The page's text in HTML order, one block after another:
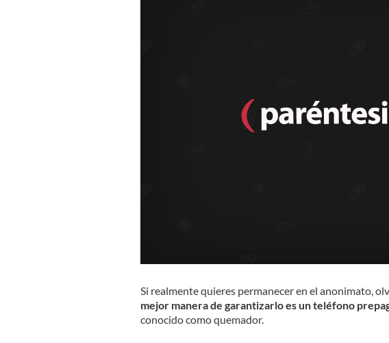
Si realmente quieres permanecer en el anonimato,
mejor manera de garantizarlo es un teléfono
conocido como quemador.